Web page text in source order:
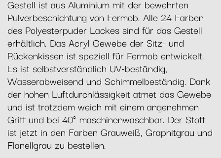
Gestell ist aus Aluminium mit der bewehrten
Pulverbeschichtung von Fermob. Alle 24 Farben
des Polyesterpuder Lackes sind für das Gestell
erhältlich. Das Acryl Gewebe der Sitz- und
Rückenkissen ist speziell für Fermob entwickelt.
Es ist selbstverständlich UV-beständig,
Wasserabweisend und Schimmelbeständig. Dank
der hohen Luftdurchlässigkeit atmet das Gewebe
und ist trotzdem weich mit einem angenehmen
Griff und bei 40° maschinenwaschbar. Der Stoff
ist jetzt in den Farben Grauweiß, Graphitgrau und
Flanellgrau zu bestellen.